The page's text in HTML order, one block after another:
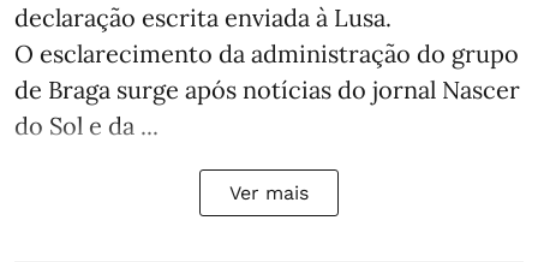
declaração escrita enviada à Lusa.
O esclarecimento da administração do grupo
de Braga surge após notícias do jornal Nascer
do Sol e da ...
Ver mais